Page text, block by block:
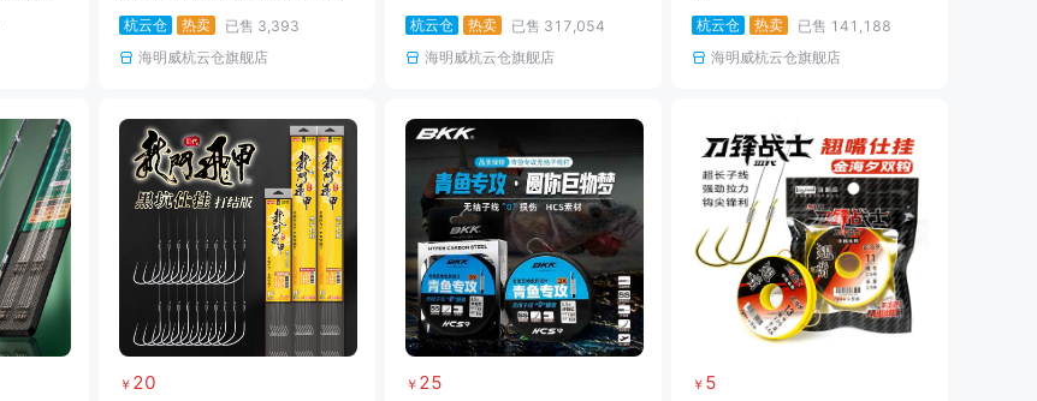
杭云仓
热卖 已售 3,393
海明威杭云仓旗舰店
杭云仓 热卖 已售 317,054
海明威杭云仓旗舰店
杭云仓
热卖 已售 141,188
海明威杭云仓旗舰店
￥ 20 ￥ 25 ￥ 5